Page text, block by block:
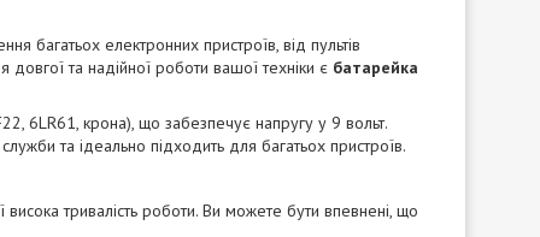
багатьох електронних пристроїв, від пультів
та надійної роботи вашої техніки є батарейка
6LR61, крона), що забезпечує напругу у 9 вольт.
та ідеально підходить для багатьох пристроїв.
тривалість роботи. Ви можете бути впевнені, що